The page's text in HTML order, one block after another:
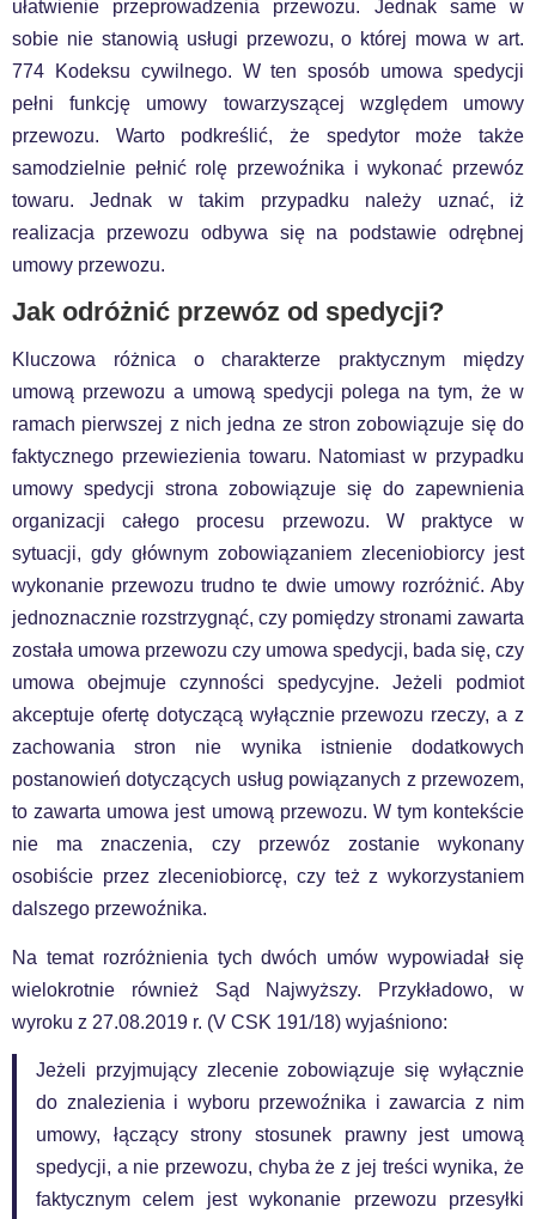
ułatwienie przeprowadzenia przewozu. Jednak same w
sobie nie stanowią usługi przewozu, o której mowa w art.
774 Kodeksu cywilnego. W ten sposób umowa spedycji
pełni funkcję umowy towarzyszącej względem umowy
przewozu. Warto podkreślić, że spedytor może także
samodzielnie pełnić rolę przewoźnika i wykonać przewóz
towaru. Jednak w takim przypadku należy uznać, iż
realizacja przewozu odbywa się na podstawie odrębnej
umowy przewozu.
Jak odróżnić przewóz od spedycji?
Kluczowa różnica o charakterze praktycznym między
umową przewozu a umową spedycji polega na tym, że w
ramach pierwszej z nich jedna ze stron zobowiązuje się do
faktycznego przewiezienia towaru. Natomiast w przypadku
umowy spedycji strona zobowiązuje się do zapewnienia
organizacji całego procesu przewozu. W praktyce w
sytuacji, gdy głównym zobowiązaniem zleceniobiorcy jest
wykonanie przewozu trudno te dwie umowy rozróżnić. Aby
jednoznacznie rozstrzygnąć, czy pomiędzy stronami zawarta
została umowa przewozu czy umowa spedycji, bada się, czy
umowa obejmuje czynności spedycyjne. Jeżeli podmiot
akceptuje ofertę dotyczącą wyłącznie przewozu rzeczy, a z
zachowania stron nie wynika istnienie dodatkowych
postanowień dotyczących usług powiązanych z przewozem,
to zawarta umowa jest umową przewozu. W tym kontekście
nie ma znaczenia, czy przewóz zostanie wykonany
osobiście przez zleceniobiorcę, czy też z wykorzystaniem
dalszego przewoźnika.
Na temat rozróżnienia tych dwóch umów wypowiadał się
wielokrotnie również Sąd Najwyższy. Przykładowo, w
wyroku z 27.08.2019 r. (V CSK 191/18) wyjaśniono:
Jeżeli przyjmujący zlecenie zobowiązuje się wyłącznie
do znalezienia i wyboru przewoźnika i zawarcia z nim
umowy, łączący strony stosunek prawny jest umową
spedycji, a nie przewozu, chyba że z jej treści wynika, że
faktycznym celem jest wykonanie przewozu przesyłki